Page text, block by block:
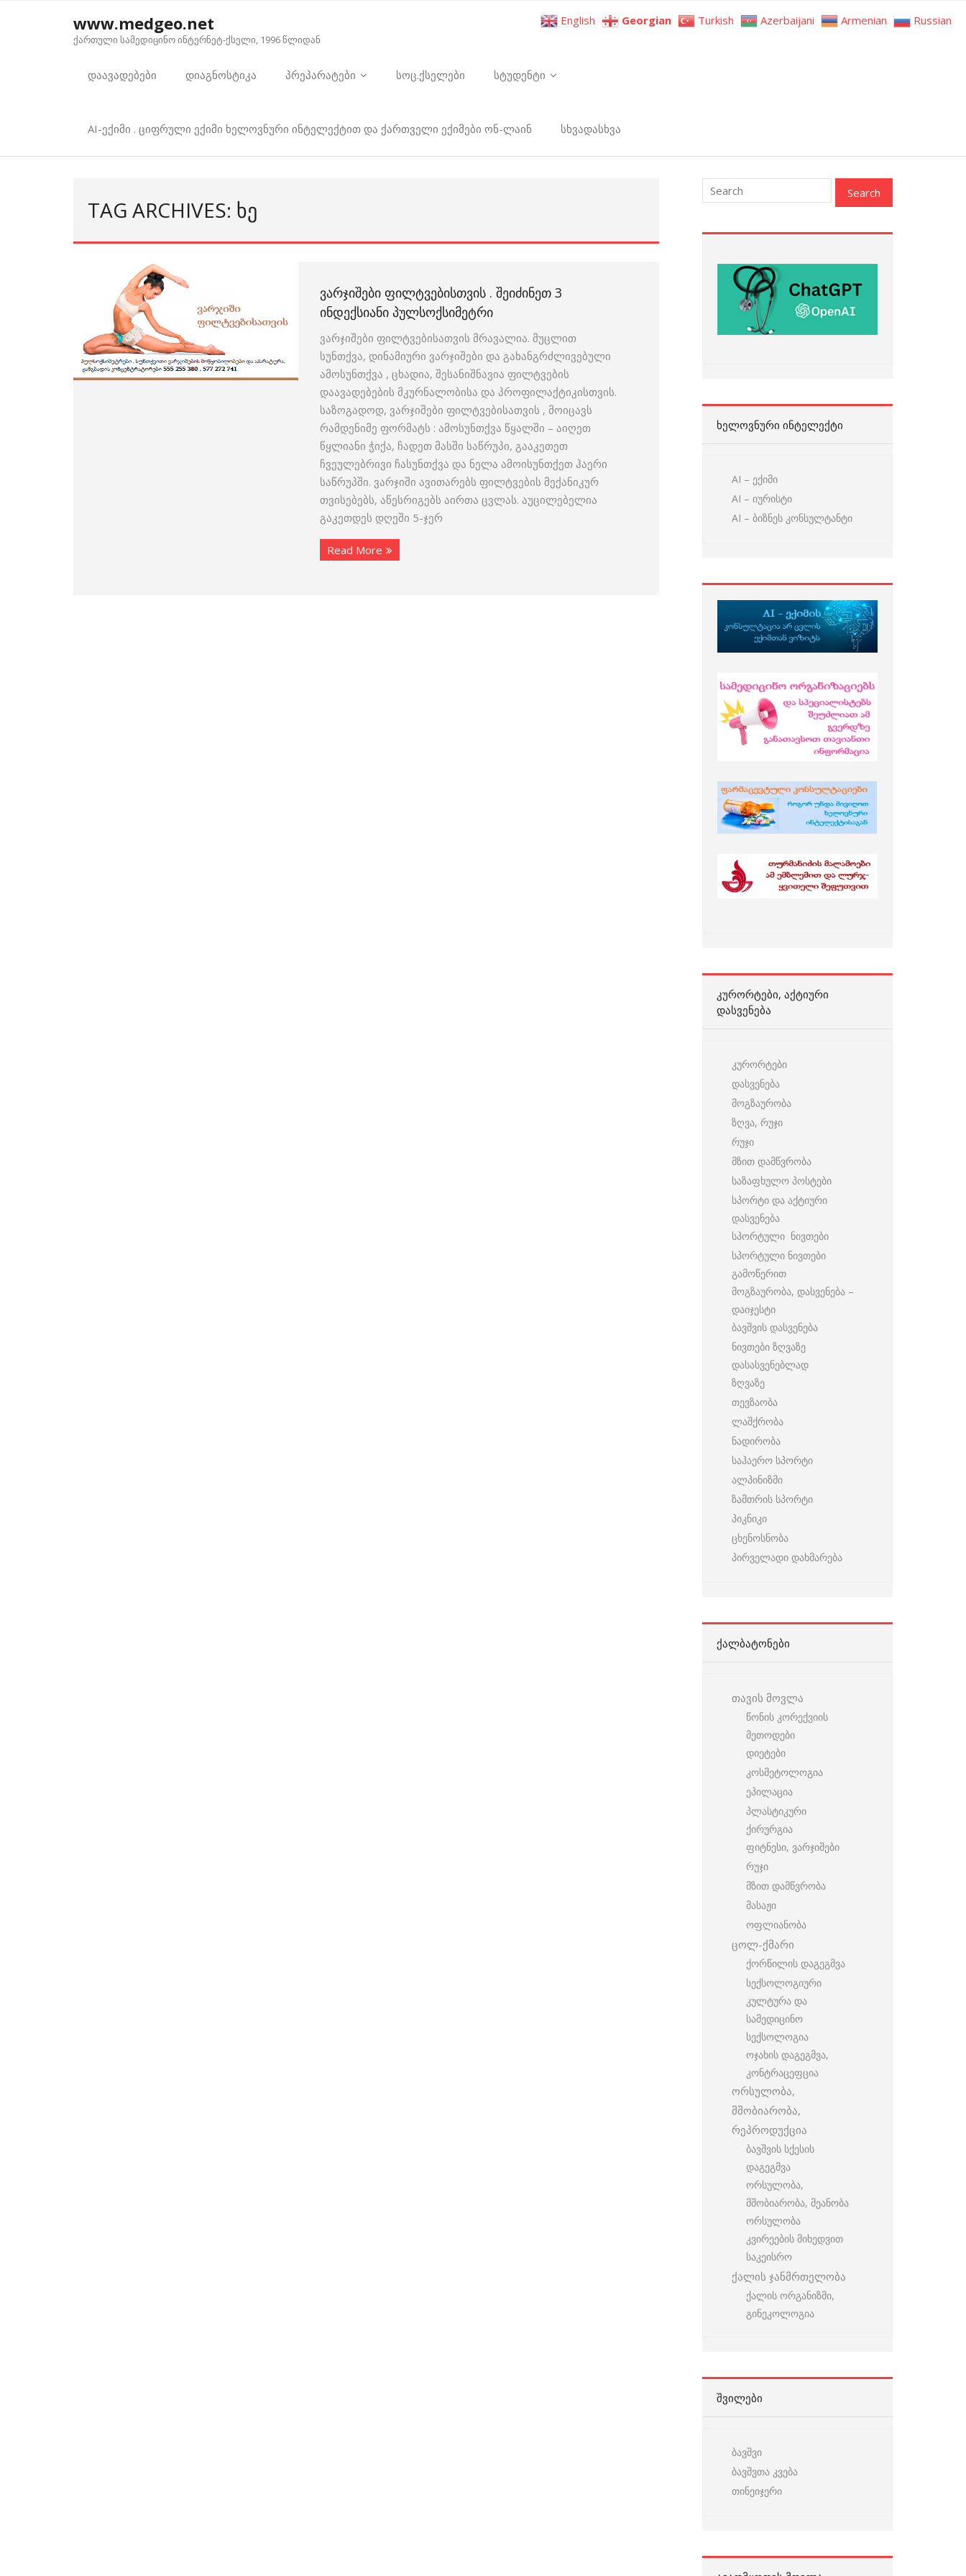
www.medgeo.net
ქართული სამედიცინო ინტერნეტ-ქსელი, 1996 წლიდან
დაავადებები დიაგნოსტიკა პრეპარატები სოც.ქსელები სტუდენტი
AI-ექიმი . ციფრული ექიმი ხელოვნური ინტელექტით და ქართველი ექიმები ონ-ლაინ სხვადასხვა
TAG ARCHIVES: ᲮᲔ
ᲕᲐᲠᲯᲘᲨᲔᲑᲘ ᲤᲘᲚᲢᲕᲔᲑᲘᲡᲗᲕᲘᲡ . ᲨᲔᲘᲫᲘᲜᲔᲗ 3
ᲘᲜᲓᲔᲥᲡᲘᲐᲜᲘ ᲞᲣᲚᲡᲝᲥᲡᲘᲛᲔᲢᲠᲘ
ვარჯიშები ფილტვებისათვის მრავალია. მუცლით
სუნთქვა, დინამიური ვარჯიშები და გახანგრძლივებული
ამოსუნთქვა , ცხადია, შესანიშნავია ფილტვების
დაავადებების მკურნალობისა და პროფილაქტიკისთვის.
საზოგადოდ, ვარჯიშები ფილტვებისათვის , მოიცავს
რამდენიმე ფორმატს : ამოსუნთქვა წყალში – აიღეთ
წყლიანი ჭიქა, ჩადეთ მასში საწრუპი, გააკეთეთ
ჩვეულებრივი ჩასუნთქვა და ნელა ამოისუნთქეთ ჰაერი
საწრუპში. ვარჯიში ავითარებს ფილტვების მექანიკურ
თვისებებს, აწესრიგებს აირთა ცვლას. აუცილებელია
გაკეთდეს დღეში 5-ჯერ
Read More
ᲮᲔᲚᲝᲕᲜᲣᲠᲘ ᲘᲜᲢᲔᲚᲔᲥᲢᲘ
AI – ექიმი
AI – იურისტი
AI – ბიზნეს კონსულტანტი
ᲙᲣᲠᲝᲠᲢᲔᲑᲘ, ᲐᲥᲢᲘᲣᲠᲘ
ᲓᲐᲡᲕᲔᲜᲔᲑᲐ
კურორტები
დასვენება
მოგზაურობა
ზღვა, რუჯი
რუჯი
მზით დამწვრობა
საზაფხულო პოსტები
სპორტი და აქტიური
დასვენება
სპორტული ნივთები
სპორტული ნივთები
გამოწერით
მოგზაურობა, დასვენება –
დაიჯესტი
ბავშვის დასვენება
ნივთები ზღვაზე
დასასვენებლად
ზღვაზე
თევზაობა
ლაშქრობა
ნადირობა
საჰაერო სპორტი
ალპინიზმი
ზამთრის სპორტი
პიკნიკი
ცხენოსნობა
პირველადი დახმარება
ᲥᲐᲚᲑᲐᲢᲝᲜᲔᲑᲘ
თავის მოვლა
წონის კორექვიის
მეთოდები
დიეტები
კოსმეტოლოგია
ეპილაცია
პლასტიკური
ქირურგია
ფიტნესი, ვარჯიშები
რუჯი
მზით დამწვრობა
მასაჟი
ოფლიანობა
ცოლ-ქმარი
ქორწილის დაგეგმვა
სექსოლოგიური
კულტურა და
სამედიცინო
სექსოლოგია
ოჯახის დაგეგმვა,
კონტრაცეფცია
ორსულობა,
მშობიარობა,
რეპროდუქცია
ბავშვის სქესის
დაგეგმვა
ორსულობა,
მშობიარობა, მეანობა
ორსულობა
კვირეების მიხედვით
საკეისრო
ქალის ჯანმრთელობა
ქალის ორგანიზმი,
გინეკოლოგია
ᲨᲕᲘᲚᲔᲑᲘ
ბავშვი
ბავშვთა კვება
თინეიჯერი
English Georgian Turkish Azerbaijani Armenian Russian